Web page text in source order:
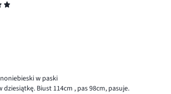
w paski
Biust 114cm , pas 98cm, pasuje.